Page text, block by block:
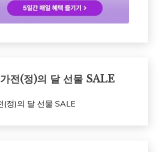
가전(정)의 달 선물 SALE